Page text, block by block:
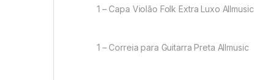
1 – Capa Violão Folk Extra Luxo Allmusic
1 – Correia para Guitarra Preta Allmusic